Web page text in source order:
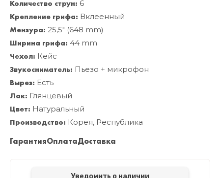
Количество струн: 6
Крепление грифа: Вклеенный
Мензура: 25,5" (648 mm)
Ширина грифа: 44 mm
Чехол: Кейс
Звукосниматель: Пьезо + микрофон
Вырез: Есть
Лак: Глянцевый
Цвет: Натуральный
Производство: Корея, Республика
ГарантияОплатаДоставка